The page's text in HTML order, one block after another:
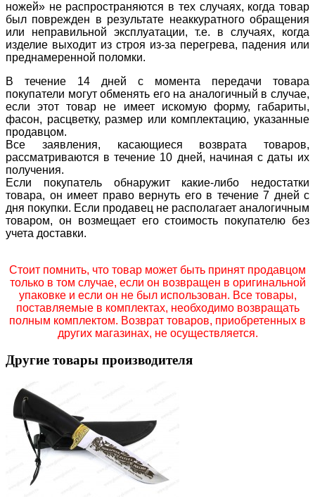
ножей» не распространяются в тех случаях, когда товар
был поврежден в результате неаккуратного обращения
или неправильной эксплуатации, т.е. в случаях, когда
изделие выходит из строя из-за перегрева, падения или
преднамеренной поломки.
В течение 14 дней с момента передачи товара
покупатели могут обменять его на аналогичный в случае,
если этот товар не имеет искомую форму, габариты,
фасон, расцветку, размер или комплектацию, указанные
продавцом.
Все заявления, касающиеся возврата товаров,
рассматриваются в течение 10 дней, начиная с даты их
получения.
Если покупатель обнаружит какие-либо недостатки
товара, он имеет право вернуть его в течение 7 дней с
дня покупки. Если продавец не располагает аналогичным
товаром, он возмещает его стоимость покупателю без
учета доставки.
Стоит помнить, что товар может быть принят продавцом
только в том случае, если он возвращен в оригинальной
упаковке и если он не был использован. Все товары,
поставляемые в комплектах, необходимо возвращать
полным комплектом. Возврат товаров, приобретенных в
других магазинах, не осуществляется.
Другие товары производителя